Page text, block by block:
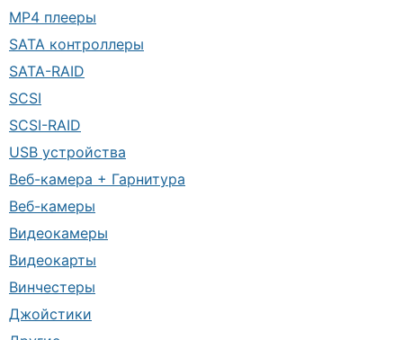
MP4 плееры
SATA контроллеры
SATA-RAID
SCSI
SCSI-RAID
USB устройства
Веб-камера + Гарнитура
Веб-камеры
Видеокамеры
Видеокарты
Винчестеры
Джойстики